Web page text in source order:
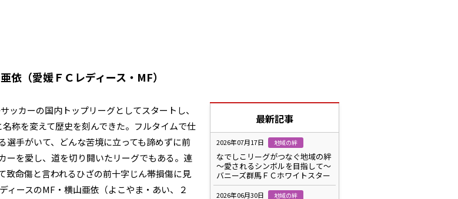
（愛媛ＦＣレディース・MF）
ッカーの国内トップリーグとしてスタートし、
称を変えて歴史を刻んできた。フルタイムで仕
手がいて、どんな苦境に立っても諦めずに前
ーを愛し、道を切り開いたリーグでもある。連
致命傷と言われるひざの前十字じん帯損傷に見
ィースのMF・横山亜依（よこやま・あい、２
最新記事
2026年07月17日 地域の絆
なでしこリーグがつなぐ地域の絆
～愛されるシンボルを目指して～
バニーズ群馬ＦＣホワイトスター
2026年06月30日 地域の絆